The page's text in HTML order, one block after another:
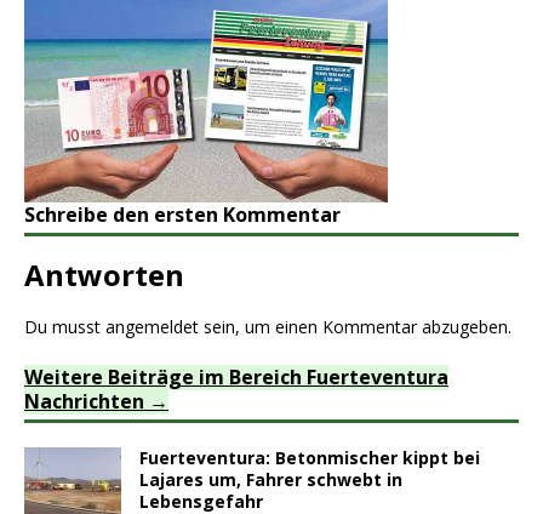
Schreibe den ersten Kommentar
Antworten
Du musst angemeldet sein, um einen Kommentar abzugeben.
Weitere Beiträge im Bereich Fuerteventura
Nachrichten
Fuerteventura: Betonmischer kippt bei
Lajares um, Fahrer schwebt in
Lebensgefahr